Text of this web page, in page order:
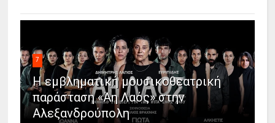
7
Η εμβληματική μουσικοθεατρική
παράσταση «Άη Λαός» στην
Αλεξανδρούπολη